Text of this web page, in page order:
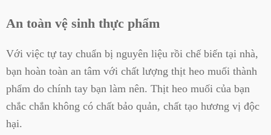
An toàn vệ sinh thực phẩm
Với việc tự tay chuẩn bị nguyên liệu rồi chế biến tại nhà,
bạn hoàn toàn an tâm với chất lượng thịt heo muối thành
phẩm do chính tay bạn làm nên. Thịt heo muối của bạn
chắc chắn không có chất bảo quản, chất tạo hương vị độc
hại.